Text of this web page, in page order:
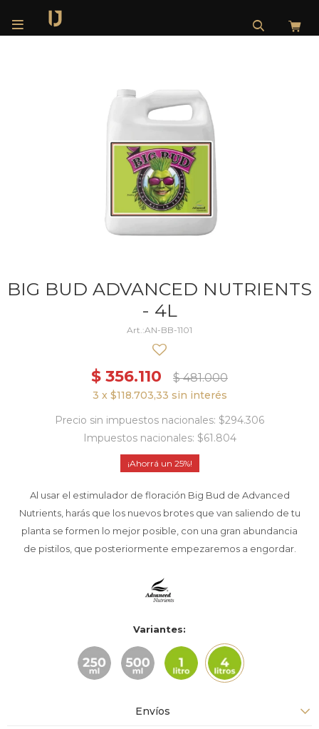

BIG BUD ADVANCED NUTRIENTS
- 4L
AN-BB-1101
$ 356.110 $ 481.000
3 x $118.703,33 sin interés
Precio sin impuestos nacionales: $294.306
Impuestos nacionales: $61.804
25
Al usar el estimulador de floración Big Bud de Advanced
Nutrients, harás que los nuevos brotes que van saliendo de tu
planta se formen lo mejor posible, con una gran abundancia
de pistilos, que posteriormente empezaremos a engordar.
Variantes:
Envíos